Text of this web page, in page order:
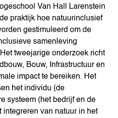
Van Hall Larenstein
praktijk hoe natuurinclusief
gestimuleerd om de
samenleving
tweejarige onderzoek richt
Bouw, Infrastructuur en
impact te bereiken. Het
het individu (de
systeem (het bedrijf en de
van natuur in het